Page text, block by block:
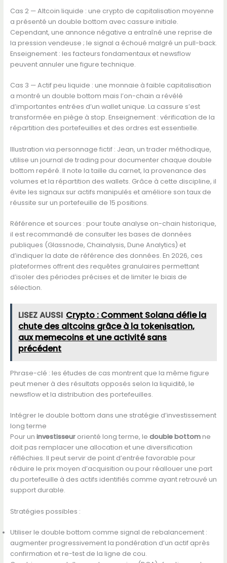
Cas 2 — Altcoin liquide : une crypto de capitalisation moyenne
a présenté un double bottom avec cassure initiale.
Cependant, une annonce négative a entraîné une reprise de
la pression vendeuse ; le signal a échoué malgré un pull-back.
Enseignement : les facteurs fondamentaux et newsflow
peuvent annuler une figure technique.
Cas 3 — Actif peu liquide : une monnaie à faible capitalisation
a montré un double bottom mais l’on-chain a révélé
d’importantes entrées d’un wallet unique. La cassure s’est
transformée en piège à stop. Enseignement : vérification de la
répartition des portefeuilles et des ordres est essentielle.
Illustration via personnage fictif : Jean, un trader méthodique,
utilise un journal de trading pour documenter chaque double
bottom repéré. Il note la taille du carnet, la provenance des
volumes et la répartition des wallets. Grâce à cette discipline, il
évite les signaux sur actifs manipulés et améliore son taux de
réussite sur un portefeuille de 15 positions.
Référence et sources : pour toute analyse on-chain historique,
il est recommandé de consulter les bases de données
publiques (Glassnode, Chainalysis, Dune Analytics) et
d’indiquer la date de référence des données. En 2026, ces
plateformes offrent des requêtes granulaires permettant
d’isoler des périodes précises et de limiter le biais de
sélection.
LISEZ AUSSI Crypto : Comment Solana défie la
chute des altcoins grâce à la tokenisation,
aux memecoins et une activité sans
précédent
Phrase-clé : les études de cas montrent que la même figure
peut mener à des résultats opposés selon la liquidité, le
newsflow et la distribution des portefeuilles.
Intégrer le double bottom dans une stratégie d’investissement
long terme
Pour un investisseurorienté long terme, le double bottomne
doit pas remplacer une allocation et une diversification
réfléchies. Il peut servir de point d’entrée favorable pour
réduire le prix moyen d’acquisition ou pour réallouer une part
du portefeuille à des actifs identifiés comme ayant retrouvé un
support durable.
Stratégies possibles :
Utiliser le double bottom comme signal de rebalancement :
augmenter progressivement la pondération d’un actif après
confirmation et re-test de la ligne de cou.